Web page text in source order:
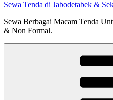
Sewa Tenda di Jabodetabek &
Sewa Berbagai Macam Tenda
& Non Formal.